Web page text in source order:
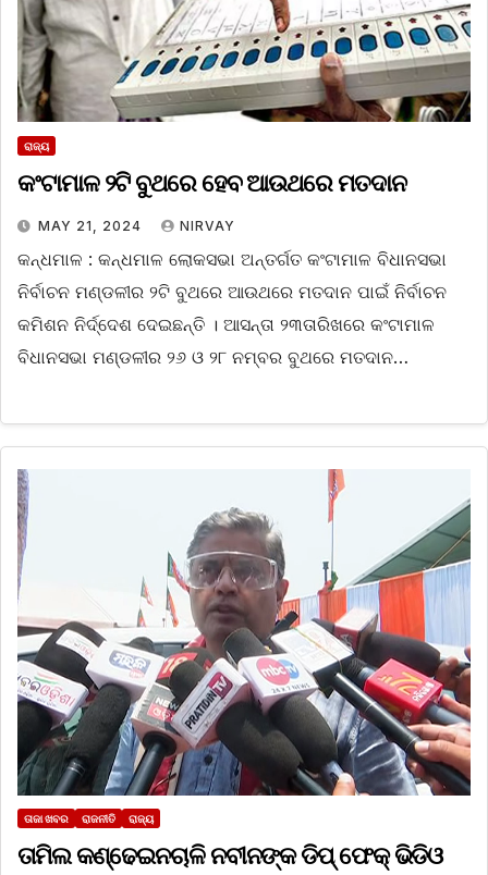
ରାଜ୍ୟ
କଂଟାମାଳ ୨ଟି ବୁଥରେ ହେବ ଆଉଥରେ ମତଦାନ
MAY 21, 2024 NIRVAY
କନ୍ଧମାଳ : କନ୍ଧମାଳ ଲୋକସଭା ଅନ୍ତର୍ଗତ କଂଟାମାଳ ବିଧାନସଭା
ନିର୍ବାଚନ ମଣ୍ଡଳୀର ୨ଟି ବୁଥରେ ଆଉଥରେ ମତଦାନ ପାଇଁ ନିର୍ବାଚନ
କମିଶନ ନିର୍ଦ୍ଦେଶ ଦେଇଛନ୍ତି । ଆସନ୍ତା ୨୩ତାରିଖରେ କଂଟାମାଳ
ବିଧାନସଭା ମଣ୍ଡଳୀର ୨୬ ଓ ୨୮ ନମ୍ବର ବୁଥରେ ମତଦାନ…
ତାଜା ଖବର ରାଜନୀତି ରାଜ୍ୟ
ତାମିଲ କଣ୍ଢେଇନଚାଳି ନବୀନଙ୍କ ଡିପ୍ ଫେକ୍ ଭିଡିଓ